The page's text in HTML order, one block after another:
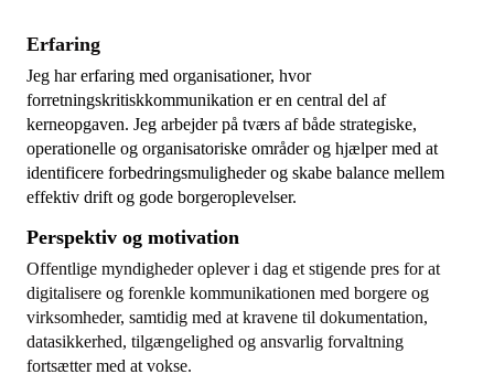
Erfaring
Jeg har erfaring med organisationer, hvor
forretningskritiskkommunikation er en central del af
kerneopgaven. Jeg arbejder på tværs af både strategiske,
operationelle og organisatoriske områder og hjælper med at
identificere forbedringsmuligheder og skabe balance mellem
effektiv drift og gode borgeroplevelser.
Perspektiv og motivation
Offentlige myndigheder oplever i dag et stigende pres for at
digitalisere og forenkle kommunikationen med borgere og
virksomheder, samtidig med at kravene til dokumentation,
datasikkerhed, tilgængelighed og ansvarlig forvaltning
fortsætter med at vokse.